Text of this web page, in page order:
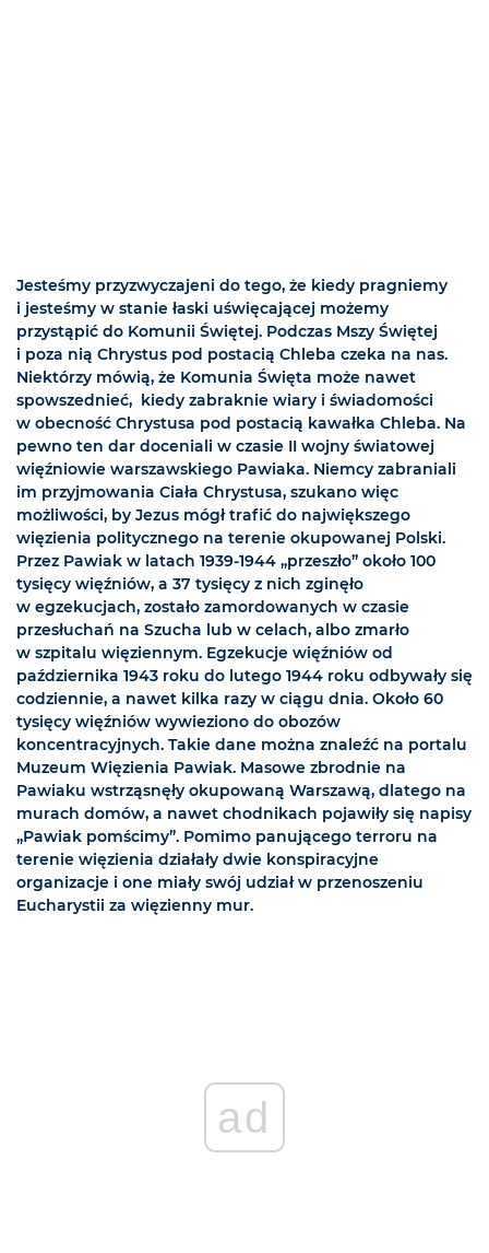
Jesteśmy przyzwyczajeni do tego, że kiedy pragniemy
i jesteśmy w stanie łaski uświęcającej możemy
przystąpić do Komunii Świętej. Podczas Mszy Świętej
i poza nią Chrystus pod postacią Chleba czeka na nas.
Niektórzy mówią, że Komunia Święta może nawet
spowszednieć, kiedy zabraknie wiary i świadomości
w obecność Chrystusa pod postacią kawałka Chleba. Na
pewno ten dar doceniali w czasie II wojny światowej
więźniowie warszawskiego Pawiaka. Niemcy zabraniali
im przyjmowania Ciała Chrystusa, szukano więc
możliwości, by Jezus mógł trafić do największego
więzienia politycznego na terenie okupowanej Polski.
Przez Pawiak w latach 1939-1944 „przeszło” około 100
tysięcy więźniów, a 37 tysięcy z nich zginęło
w egzekucjach, zostało zamordowanych w czasie
przesłuchań na Szucha lub w celach, albo zmarło
w szpitalu więziennym. Egzekucje więźniów od
października 1943 roku do lutego 1944 roku odbywały się
codziennie, a nawet kilka razy w ciągu dnia. Około 60
tysięcy więźniów wywieziono do obozów
koncentracyjnych. Takie dane można znaleźć na portalu
Muzeum Więzienia Pawiak. Masowe zbrodnie na
Pawiaku wstrząsnęły okupowaną Warszawą, dlatego na
murach domów, a nawet chodnikach pojawiły się napisy
„Pawiak pomścimy”. Pomimo panującego terroru na
terenie więzienia działały dwie konspiracyjne
organizacje i one miały swój udział w przenoszeniu
Eucharystii za więzienny mur.
ad